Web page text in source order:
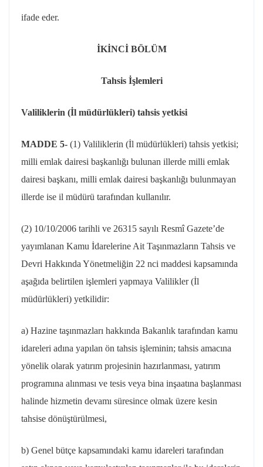
ifade eder.
İKİNCİ BÖLÜM
Tahsis İşlemleri
Valiliklerin (İl müdürlükleri) tahsis yetkisi
MADDE 5- (1) Valiliklerin (İl müdürlükleri) tahsis yetkisi;
milli emlak dairesi başkanlığı bulunan illerde milli emlak
dairesi başkanı, milli emlak dairesi başkanlığı bulunmayan
illerde ise il müdürü tarafından kullanılır.
(2) 10/10/2006 tarihli ve 26315 sayılı Resmî Gazete’de
yayımlanan Kamu İdarelerine Ait Taşınmazların Tahsis ve
Devri Hakkında Yönetmeliğin 22 nci maddesi kapsamında
aşağıda belirtilen işlemleri yapmaya Valilikler (İl
müdürlükleri) yetkilidir:
a) Hazine taşınmazları hakkında Bakanlık tarafından kamu
idareleri adına yapılan ön tahsis işleminin; tahsis amacına
yönelik olarak yatırım projesinin hazırlanması, yatırım
programına alınması ve tesis veya bina inşaatına başlanması
halinde hizmetin devamı süresince olmak üzere kesin
tahsise dönüştürülmesi,
b) Genel bütçe kapsamındaki kamu idareleri tarafından